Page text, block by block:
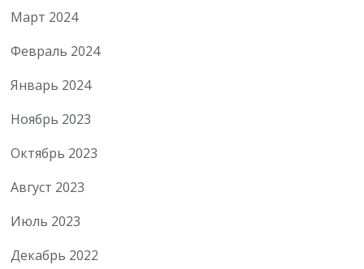
Март 2024
Февраль 2024
Январь 2024
Ноябрь 2023
Октябрь 2023
Август 2023
Июль 2023
Декабрь 2022